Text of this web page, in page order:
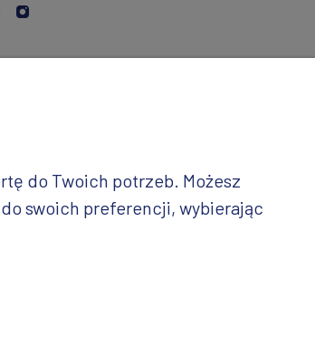
do Twoich potrzeb. Możesz
swoich preferencji, wybierając